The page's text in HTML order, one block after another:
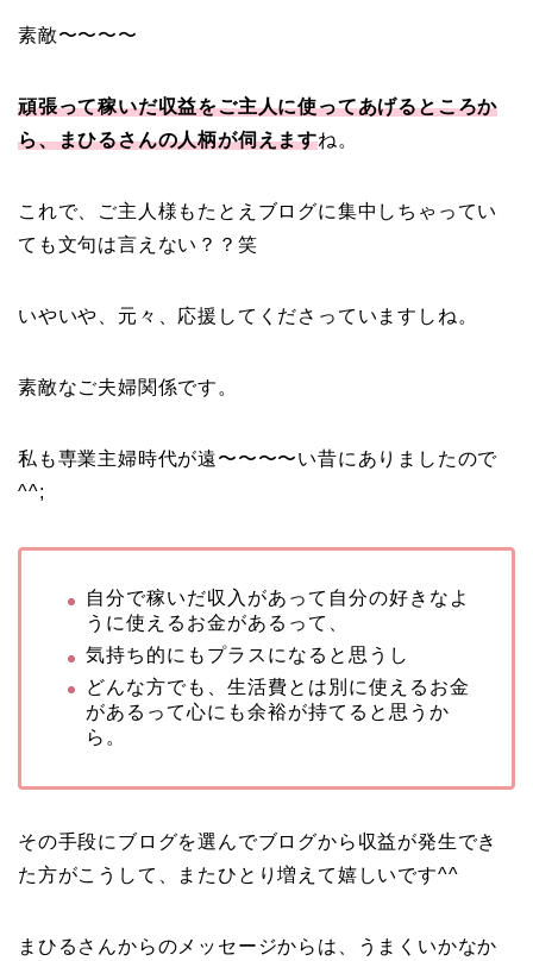
素敵〜〜〜〜
頑張って稼いだ収益をご主人に使ってあげるところか
ら、まひるさんの人柄が伺えますね。
これで、ご主人様もたとえブログに集中しちゃってい
ても文句は言えない？？笑
いやいや、元々、応援してくださっていますしね。
素敵なご夫婦関係です。
私も専業主婦時代が遠〜〜〜〜い昔にありましたので
^^;
自分で稼いだ収入があって自分の好きなよ
うに使えるお金があるって、
気持ち的にもプラスになると思うし
どんな方でも、生活費とは別に使えるお金
があるって心にも余裕が持てると思うか
ら。
その手段にブログを選んでブログから収益が発生でき
た方がこうして、またひとり増えて嬉しいです^^
まひるさんからのメッセージからは、うまくいかなか